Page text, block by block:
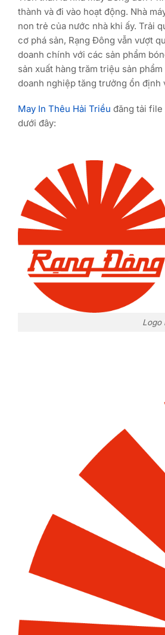
thành và đi vào hoạt động. Nhà
non trẻ của nước nhà khi ấy. Trải
cơ phá sản, Rạng Đông vẫn vượt
doanh chính với các sản phẩm
sản xuất hàng trăm triệu sản
doanh nghiệp tăng trưởng ổn
May In Thêu Hải Triều đăng tải
dưới đây:
Logo